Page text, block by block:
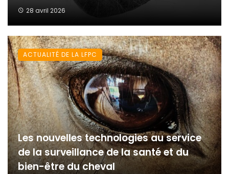
28 avril 2026
Les nouvelles technologies au service
de la surveillance de la santé et du
bien-être du cheval
ACTUALITÉ DE LA LFPC